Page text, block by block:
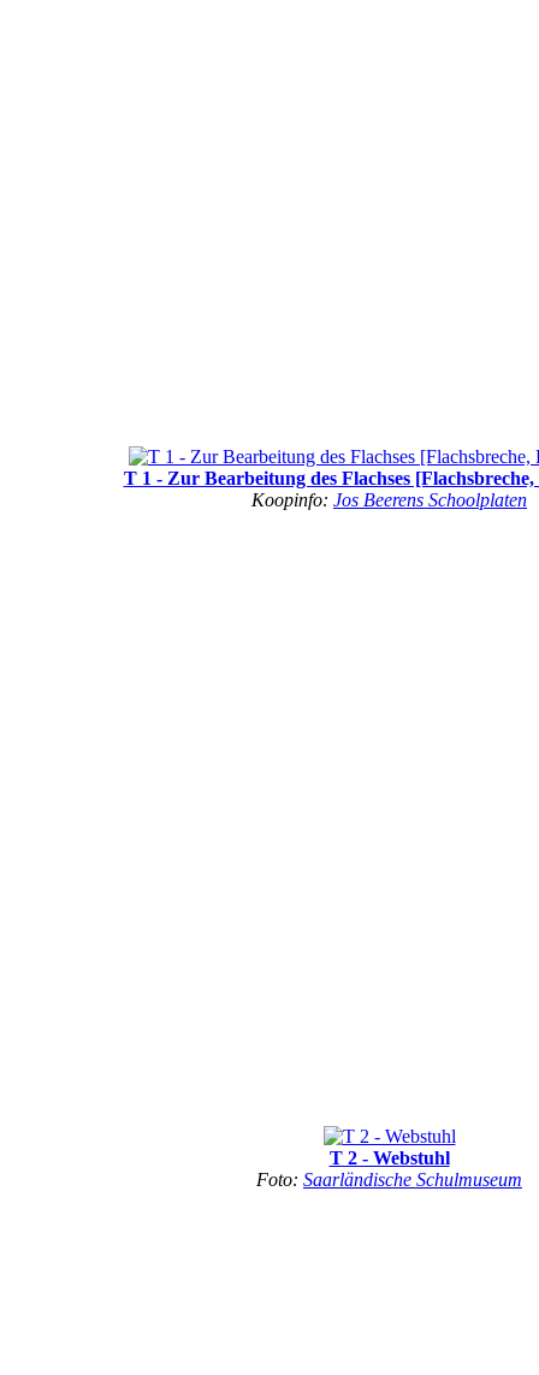
T 1 - Zur Bearbeitung des Flachses [Flachsbreche,
Koopinfo: Jos Beerens Schoolplaten
T 2 - Webstuhl
Foto: Saarländische Schulmuseum